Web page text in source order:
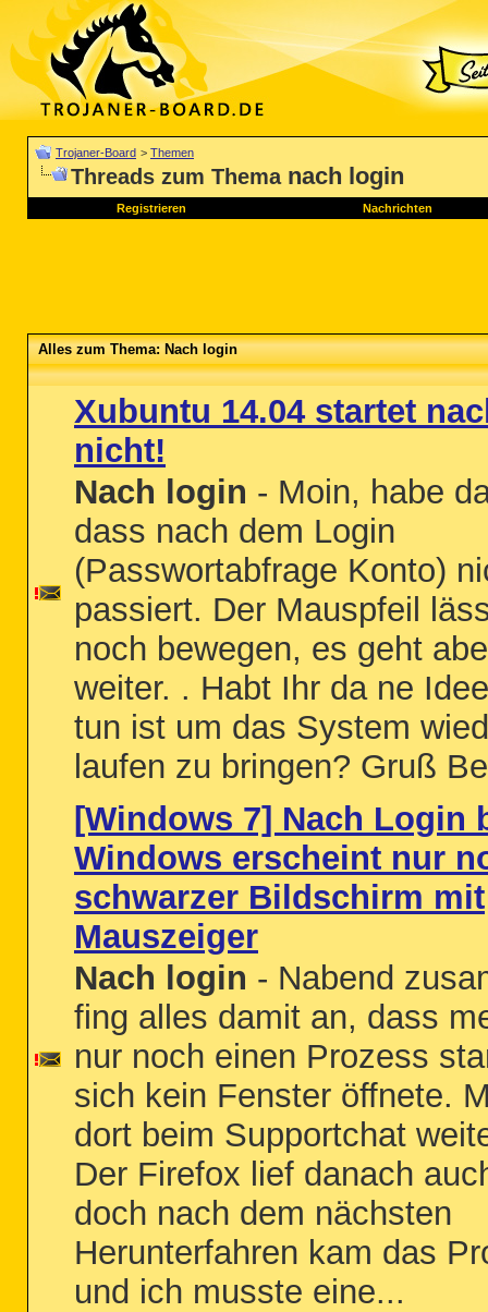
Trojaner-Board > Themen
Threads zum Thema nach login
Registrieren Nachrichten
Alles zum Thema: Nach login
Xubuntu 14.04 startet
nicht!
Nach login - Moin, habe
dass nach dem Login
(Passwortabfrage Konto)
passiert. Der Mauspfeil
noch bewegen, es geht
weiter. . Habt Ihr da ne
tun ist um das System
laufen zu bringen? Gruß
[Windows 7] Nach Login
Windows erscheint nur
schwarzer Bildschirm mit
Mauszeiger
Nach login - Nabend
fing alles damit an, dass
nur noch einen Prozess
sich kein Fenster öffnete.
dort beim Supportchat
Der Firefox lief danach
doch nach dem nächsten
Herunterfahren kam das
und ich musste eine...